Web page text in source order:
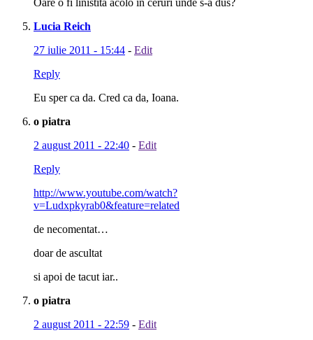
Oare o fi linistita acolo in ceruri unde s-a dus?
Lucia Reich
27 iulie 2011 - 15:44 - Edit
Reply
Eu sper ca da. Cred ca da, Ioana.
o piatra
2 august 2011 - 22:40 - Edit
Reply
http://www.youtube.com/watch?
v=Ludxpkyrab0&feature=related
de necomentat…
doar de ascultat
si apoi de tacut iar..
o piatra
2 august 2011 - 22:59 - Edit